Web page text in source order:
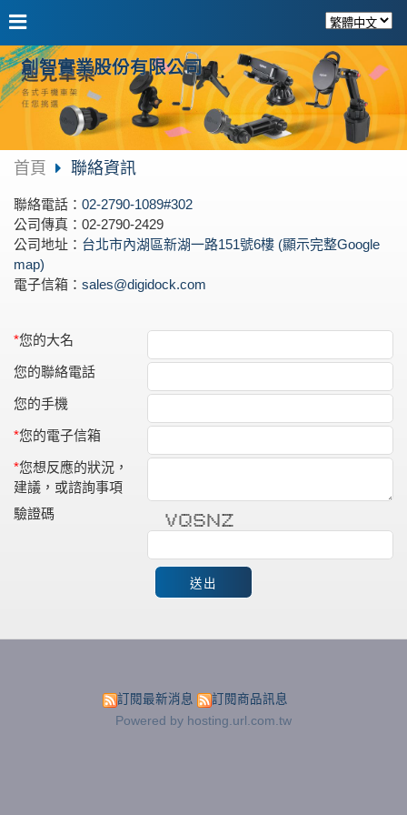
創智實業股份有限公司
首頁 聯絡資訊
聯絡電話： 02-2790-1089#302
公司傳真：02-2790-2429
公司地址： 台北市內湖區新湖一路151號6樓 (顯示完整Google
map)
電子信箱： sales@digidock.com
*您的大名
您的聯絡電話
您的手機
*您的電子信箱
*您想反應的狀況，
建議，或諮詢事項
驗證碼
* * ***** ***** * * *******
* * * * * * ** * *
* * * * * * * * *
* * * * ***** * * * *
* * * * * * * * * *
* * * * * * * ** *
* **** * ***** * * *******
訂閱最新消息
訂閱商品訊息
Powered by hosting.url.com.tw